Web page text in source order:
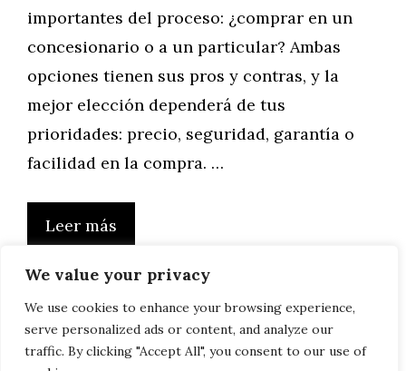
We value your privacy
We use cookies to enhance your browsing experience,
serve personalized ads or content, and analyze our
traffic. By clicking "Accept All", you consent to our use of
importantes del proceso: ¿comprar en un
concesionario o a un particular? Ambas
opciones tienen sus pros y contras, y la
mejor elección dependerá de tus
prioridades: precio, seguridad, garantía o
facilidad en la compra. …
Leer más
Página
1 Página
2 … Página
23 Siguiente→